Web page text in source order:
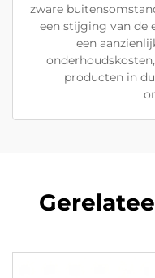
zware
een stijging van de
een
producten in